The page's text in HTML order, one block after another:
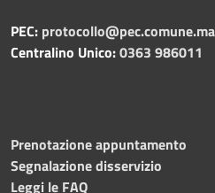
PEC:
Centralino Unico:0363 986011
Prenotazione appuntamento
Segnalazione disservizio
Leggi le FAQ